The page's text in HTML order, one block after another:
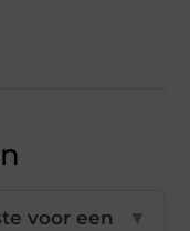
voor een
▼